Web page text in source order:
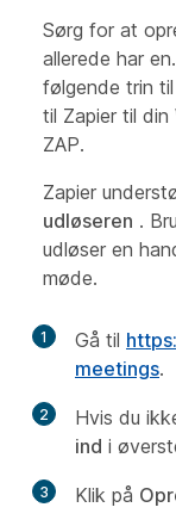
Sørg for at
allerede har
følgende trin
til Zapier til
ZAP.
Zapier
udløseren .
udløser en
møde.
1 Gå til
meetings.
2 Hvis du
ind i
3 Klik på